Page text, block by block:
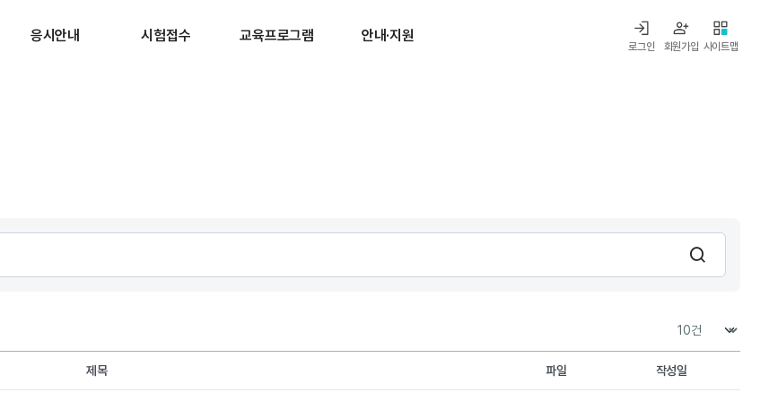
응시안내 시험접수 교육프로그램 안내·지원
로그인 회원가입 사이트맵
검색
제목 파일 작성일